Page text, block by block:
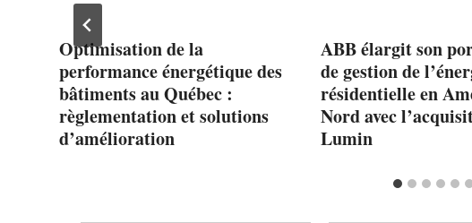
Optimisation de la
performance énergétique des
bâtiments au Québec :
règlementation et solutions
d’amélioration
ABB élargit son
de gestion de
résidentielle en
Nord avec
Lumin